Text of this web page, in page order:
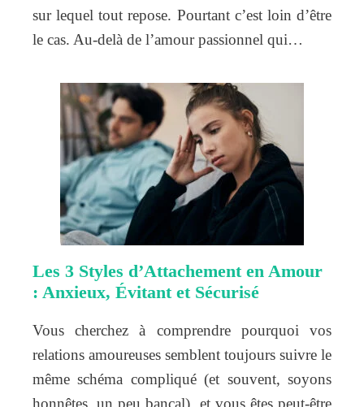
sur lequel tout repose. Pourtant c’est loin d’être
le cas. Au-delà de l’amour passionnel qui…
Les 3 Styles d’Attachement en Amour
: Anxieux, Évitant et Sécurisé
Vous cherchez à comprendre pourquoi vos
relations amoureuses semblent toujours suivre le
même schéma compliqué (et souvent, soyons
honnêtes, un peu bancal), et vous êtes peut-être